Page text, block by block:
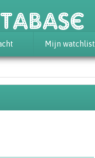
Mijn watchlist